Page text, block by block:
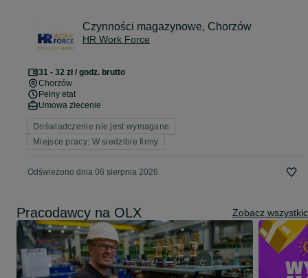
Czynności magazynowe, Chorzów
HR Work Force
31 - 32 zł / godz. brutto
Chorzów
Pełny etat
Umowa zlecenie
Doświadczenie nie jest wymagane
Miejsce pracy: W siedzibie firmy
Odświeżono dnia 06 sierpnia 2026
Pracodawcy na OLX Zobacz